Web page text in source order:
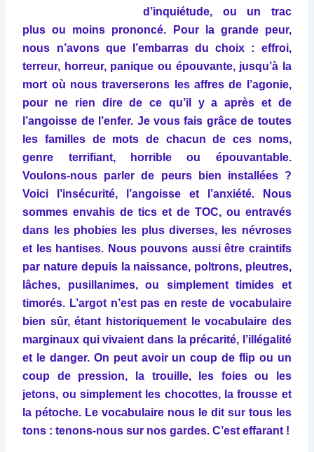
d’inquiétude, ou un trac
plus ou moins prononcé. Pour la grande peur,
nous n’avons que l’embarras du choix : effroi,
terreur, horreur, panique ou épouvante, jusqu’à la
mort où nous traverserons les affres de l’agonie,
pour ne rien dire de ce qu’il y a après et de
l’angoisse de l’enfer. Je vous fais grâce de toutes
les familles de mots de chacun de ces noms,
genre terrifiant, horrible ou épouvantable.
Voulons-nous parler de peurs bien installées ?
Voici l’insécurité, l’angoisse et l’anxiété. Nous
sommes envahis de tics et de TOC, ou entravés
dans les phobies les plus diverses, les névroses
et les hantises. Nous pouvons aussi être craintifs
par nature depuis la naissance, poltrons, pleutres,
lâches, pusillanimes, ou simplement timides et
timorés. L’argot n’est pas en reste de vocabulaire
bien sûr, étant historiquement le vocabulaire des
marginaux qui vivaient dans la précarité, l’illégalité
et le danger. On peut avoir un coup de flip ou un
coup de pression, la trouille, les foies ou les
jetons, ou simplement les chocottes, la frousse et
la pétoche. Le vocabulaire nous le dit sur tous les
tons : tenons-nous sur nos gardes. C’est effarant !